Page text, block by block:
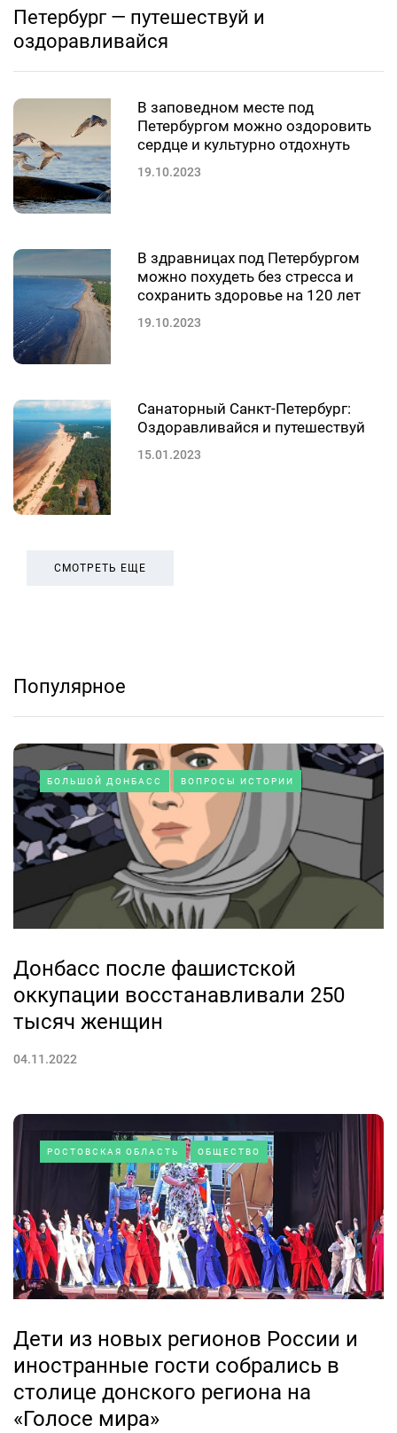
Петербург — путешествуй и
оздоравливайся
В заповедном месте под
Петербургом можно оздоровить
сердце и культурно отдохнуть
19.10.2023
В здравницах под Петербургом
можно похудеть без стресса и
сохранить здоровье на 120 лет
19.10.2023
Санаторный Санкт-Петербург:
Оздоравливайся и путешествуй
15.01.2023
СМОТРЕТЬ ЕЩЕ
Популярное
БОЛЬШОЙ ДОНБАСС ВОПРОСЫ ИСТОРИИ
Донбасс после фашистской
оккупации восстанавливали 250
тысяч женщин
04.11.2022
РОСТОВСКАЯ ОБЛАСТЬ ОБЩЕСТВО
Дети из новых регионов России и
иностранные гости собрались в
столице донского региона на
«Голосе мира»